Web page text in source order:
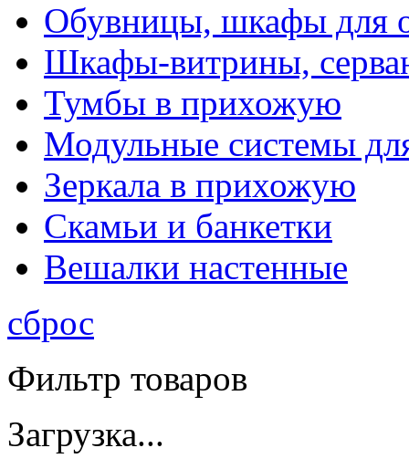
Обувницы, шкафы для
Шкафы-витрины,
Тумбы в прихожую
Модульные системы
Зеркала в прихожую
Скамьи и банкетки
Вешалки настенные
сброс
Фильтр товаров
Загрузка...